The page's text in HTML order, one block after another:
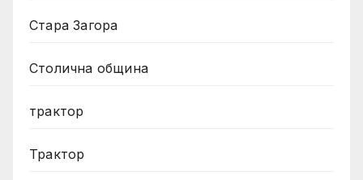
Стара Загора
Столична община
трактор
Трактор